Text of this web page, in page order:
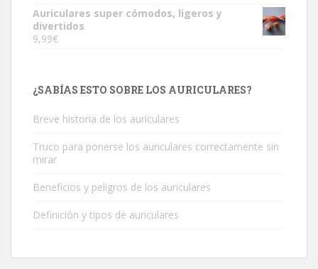
Auriculares super cómodos, ligeros y
divertidos
9,99€
¿SABÍAS ESTO SOBRE LOS AURICULARES?
Breve historia de los auriculares
Truco para ponerse los auriculares correctamente sin
mirar
Beneficios y peligros de los auriculares
Definición y tipos de auriculares